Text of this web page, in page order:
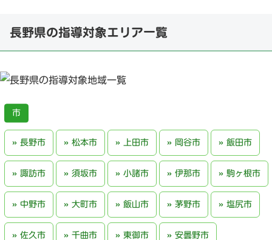
長野県の指導対象エリア一覧
長野市 松本市 上田市 岡谷市 飯田市
諏訪市 須坂市 小諸市 伊那市 駒ヶ根市
中野市 大町市 飯山市 茅野市 塩尻市
佐久市 千曲市 東御市 安曇野市